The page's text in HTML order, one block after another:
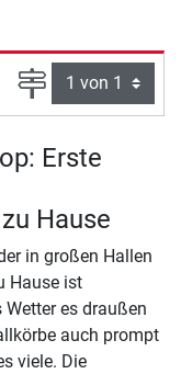
Seite
Erste
Hause
in großen Hallen
Hause ist
es draußen
auch prompt
viele. Die